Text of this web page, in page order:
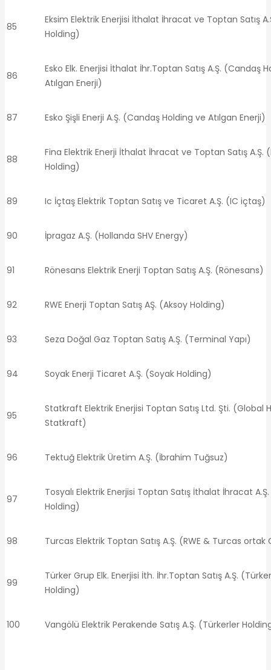
85
Eksim Elektrik Enerjisi İthalat İhracat ve Toptan Satış
Holding)
86
Esko Elk. Enerjisi İthalat İhr.Toptan Satış A.Ş. (Candaş
Atılgan Enerji)
87 Esko Şişli Enerji A.Ş. (Candaş Holding ve Atılgan Enerji)
88
Fina Elektrik Enerji İthalat İhracat ve Toptan Satış A.Ş.
Holding)
89 Ic İçtaş Elektrik Toptan Satış ve Ticaret A.Ş. (IC içtaş)
90 İpragaz A.Ş. (Hollanda SHV Energy)
91 Rönesans Elektrik Enerji Toptan Satış A.Ş. (Rönesans)
92 RWE Enerji Toptan Satış AŞ. (Aksoy Holding)
93 Seza Doğal Gaz Toptan Satış A.Ş. (Terminal Yapı)
94 Soyak Enerji Ticaret A.Ş. (Soyak Holding)
95
Statkraft Elektrik Enerjisi Toptan Satış Ltd. Şti. (Global
Statkraft)
96 Tektuğ Elektrik Üretim A.Ş. (İbrahim Tuğsuz)
97
Tosyalı Elektrik Enerjisi Toptan Satış İthalat İhracat
Holding)
98 Turcas Elektrik Toptan Satış A.Ş. (RWE & Turcas ortak
99
Türker Grup Elk. Enerjisi İth. İhr.Toptan Satış A.Ş.
Holding)
100 Vangölü Elektrik Perakende Satış A.Ş. (Türkerler